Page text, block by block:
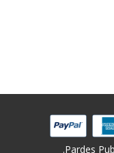
https://